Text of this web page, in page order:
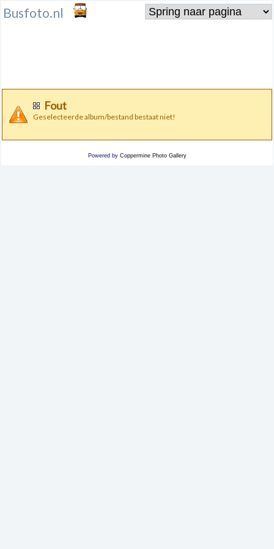
Busfoto.nl
Fout
Geselecteerde album/bestand bestaat niet!
Powered by Coppermine Photo Gallery